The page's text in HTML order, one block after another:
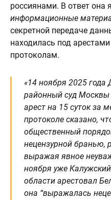
россиянами. В ответ она
информационные
секретной передаче
находилась под
протоколам.
«14 ноября 2025
районный суд Москвы
арест на 15 суток за
протоколе сказано,
общественный
нецензурной бранью,
выражая явное
ноября уже
области арестовал
она “выражалась